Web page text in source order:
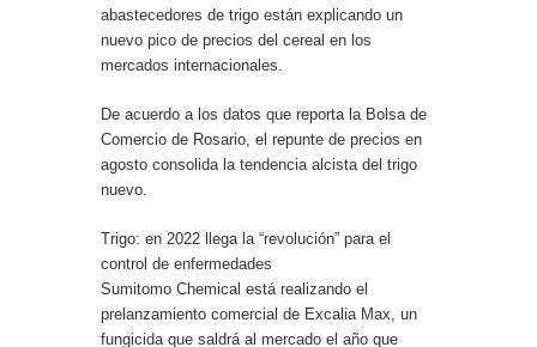
abastecedores de trigo están explicando un
nuevo pico de precios del cereal en los
mercados internacionales.
De acuerdo a los datos que reporta la Bolsa de
Comercio de Rosario, el repunte de precios en
agosto consolida la tendencia alcista del trigo
nuevo.
Trigo: en 2022 llega la “revolución” para el
control de enfermedades
Sumitomo Chemical está realizando el
prelanzamiento comercial de Excalia Max, un
fungicida que saldrá al mercado el año que